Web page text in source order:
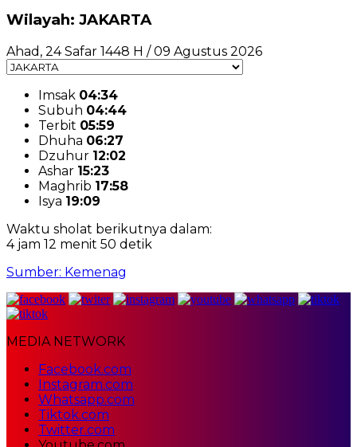
Wilayah: JAKARTA
Ahad, 24 Safar 1448 H / 09 Agustus 2026
Imsak 04:34
Subuh 04:44
Terbit 05:59
Dhuha 06:27
Dzuhur 12:02
Ashar 15:23
Maghrib 17:58
Isya 19:09
Waktu sholat berikutnya dalam:
4 jam 12 menit 50 detik
Sumber: Kemenag
MEDIA NETWORK
Facebook.com
Instagram.com
Whatsapp.com
Tiktok.com
Twitter.com